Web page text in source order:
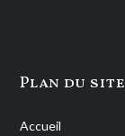
Plan du site
Accueil